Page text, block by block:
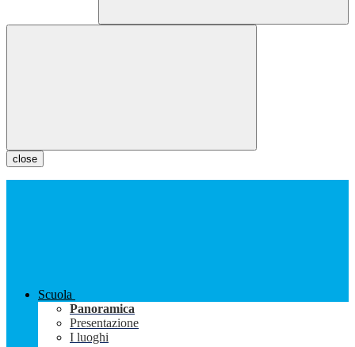
close
Scuola
Panoramica
Presentazione
I luoghi